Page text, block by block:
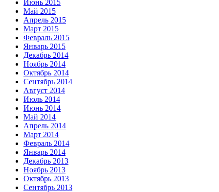
Июнь 2015
Май 2015
Апрель 2015
Март 2015
Февраль 2015
Январь 2015
Декабрь 2014
Ноябрь 2014
Октябрь 2014
Сентябрь 2014
Август 2014
Июль 2014
Июнь 2014
Май 2014
Апрель 2014
Март 2014
Февраль 2014
Январь 2014
Декабрь 2013
Ноябрь 2013
Октябрь 2013
Сентябрь 2013